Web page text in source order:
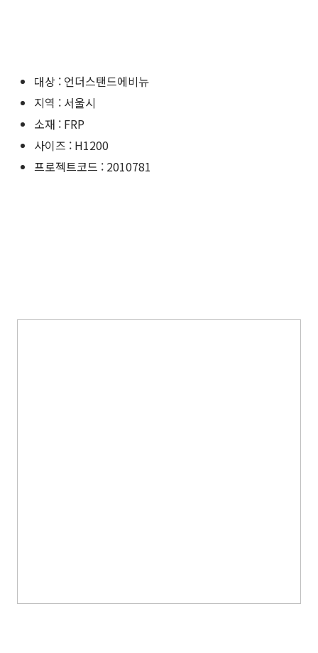
대상 : 언더스탠드에비뉴
지역 : 서울시
소재 : FRP
사이즈 : H1200
프로젝트코드 : 2010781